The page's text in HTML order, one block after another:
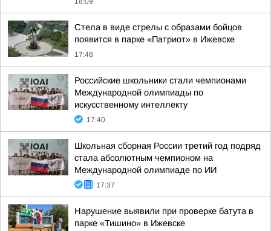
Стела в виде стрелы с образами бойцов
появится в парке «Патриот» в Ижевске
17:48
Российские школьники стали чемпионами
Международной олимпиады по
искусственному интеллекту
17:40
Школьная сборная России третий год подряд
стала абсолютным чемпионом на
Международной олимпиаде по ИИ
17:37
Нарушение выявили при проверке батута в
парке «Тишино» в Ижевске